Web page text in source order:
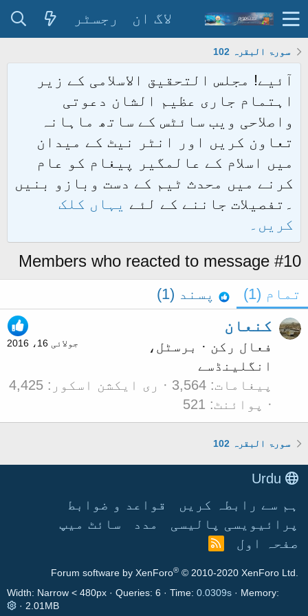
لاگ ان رجسٹر
سورۃ البقرہ 102
آئیے! مجلس التحقیق الاسلامی کے زیر
اہتمام جاری عظیم الشان دعوتی
واصلاحی ویب سائٹس کے ساتھ ماہانہ
تعاون کریں اور انٹر نیٹ کے میدان
میں اسلام کے عالمگیر پیغام کو عام
کرنے میں محدث ٹیم کے دست وبازو بنیں
۔تفصیلات جاننے کے لئے یہاں کلک
کریں۔
Members who reacted to message #10
تمام (1) پسند (1)
جولائی 16، 2016
کنعان
فعال رکن · برسٹل،
انگلینڈ سے
پیغامات 3,564 ری ایکشن اسکور
4,425
پوائنٹ
521
سورۃ البقرہ 102
ہم سے رابطہ کریں
قواعد و ضوابط
پرائیویسی پالیسی
مدد
سائٹ میپ
صفحہ اول
آ
ا
ی
Forum software by XenForo® © 2010-2020 XenForo Ltd.
Width
Queries 6 Time 0.0309s
Memory
2.01MB